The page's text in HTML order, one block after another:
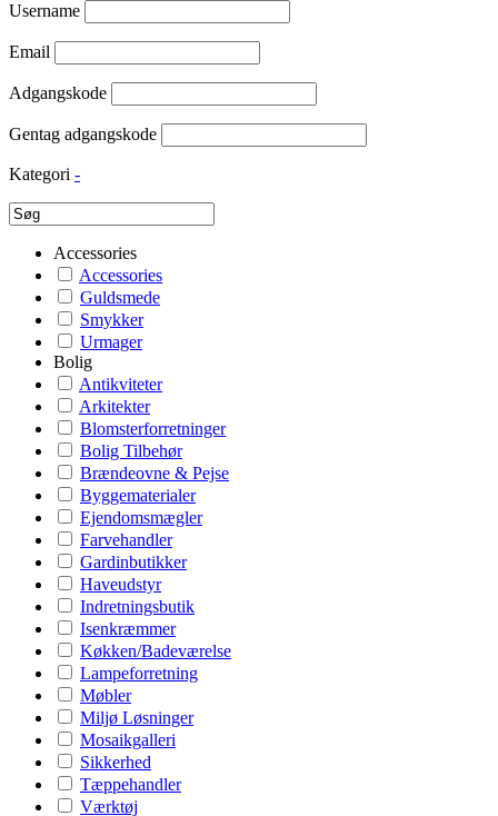
Username
Email
Adgangskode
Gentag adgangskode
Kategori -
Accessories
Accessories
Guldsmede
Smykker
Urmager
Bolig
Antikviteter
Arkitekter
Blomsterforretninger
Bolig Tilbehør
Brændeovne & Pejse
Byggematerialer
Ejendomsmægler
Farvehandler
Gardinbutikker
Haveudstyr
Indretningsbutik
Isenkræmmer
Køkken/Badeværelse
Lampeforretning
Møbler
Miljø Løsninger
Mosaikgalleri
Sikkerhed
Tæppehandler
Værktøj